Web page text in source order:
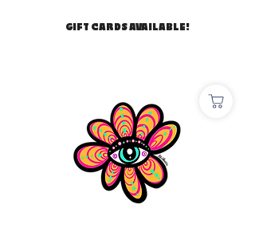
GIFT CARDS AVAILABLE!